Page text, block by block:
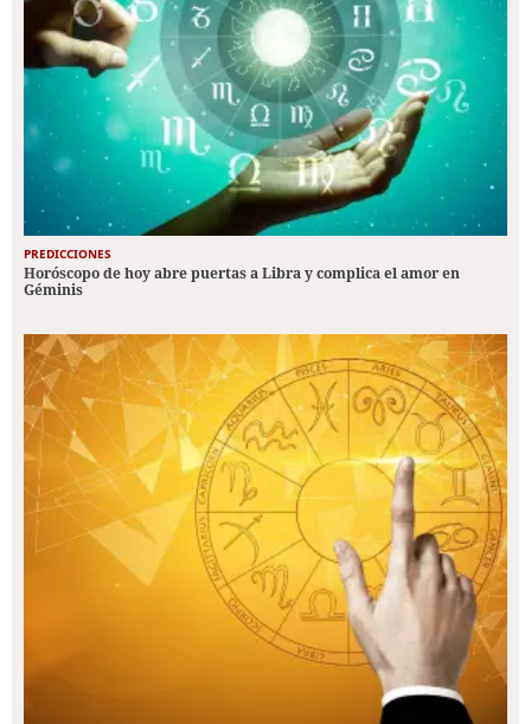
PREDICCIONES
Horóscopo de hoy abre puertas a Libra y complica el amor en
Géminis